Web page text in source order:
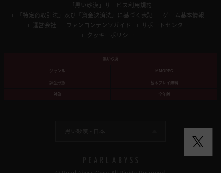
「黒い砂漠」サービス利用規約
「特定商取引法」及び「資金決済法」に基づく表記
ゲーム基本情報
運営会社
ファンコンテンツガイド
サポートセンター
クッキーポリシー
黒い砂漠
ジャンル
MMORPG
課金形態
基本プレイ無料
対象
全年齢
黒い砂漠 - 日本